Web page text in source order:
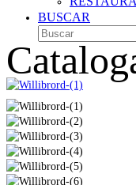
BUSCAR
Buscar